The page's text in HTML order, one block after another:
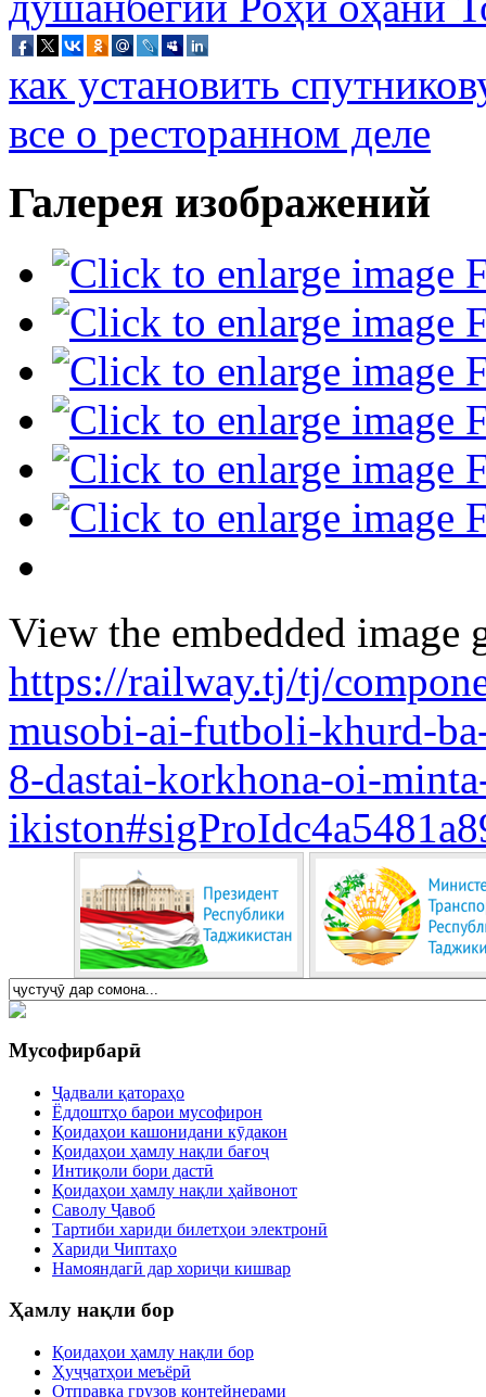
как установить
все о ресторанном деле
Галерея изображений
View the embedded image
https://railway.tj/tj/
musobi-ai-futboli-khurd-
8-dastai-korkhona-oi-
Мусофирбарӣ
Ҷадвали қатораҳо
Ёддоштҳо барои мусофирон
Қоидаҳои кашонидани кӯдакон
Қоидаҳои ҳамлу нақли бағоҷ
Интиқоли бори дастӣ
Қоидаҳои ҳамлу нақли ҳайвонот
Саволу Ҷавоб
Тартиби хариди билетҳои электронӣ
Хариди Чиптаҳо
Намояндагӣ дар хориҷи кишвар
Ҳамлу нақли бор
Қоидаҳои ҳамлу нақли бор
Ҳуҷҷатҳои меъёрӣ
Отправка грузов контейнерами